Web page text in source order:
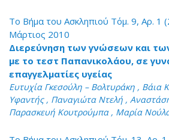
Το Βήμα του Ασκληπιού Τόμ. 9, Αρ. 1
Μάρτιος 2010
Διερεύνηση των γνώσεων και
με το τεστ Παπανικολάου, σε
επαγγελματίες υγείας
Ευτυχία Γκεσούλη – Βολτυράκη , Βάια
Υφαντής , Παναγιώτα Ντελή ,
Παρασκευή Κουτρούμπα , Μαρία